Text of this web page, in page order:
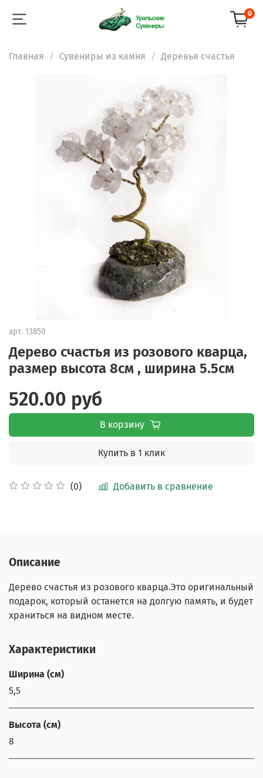
0
Главная Сувениры из камня Деревья счастья
арт. 13850
Дерево счастья из розового кварца,
размер высота 8см , ширина 5.5см
(0) Добавить в сравнение
520.00 руб
В корзину
Купить в 1 клик
Описание
Дерево счастья из розового кварца.Это оригинальный
подарок, который останется на долгую память, и будет
храниться на видном месте.
Характеристики
Ширина (см)
5,5
Высота (см)
8